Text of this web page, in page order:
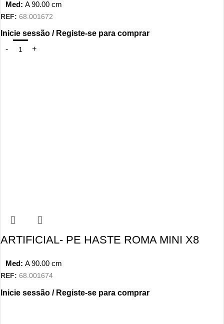
Med: A90.00 cm
REF: 68.001672
Inicie sessão / Registe-se para comprar
ARTIFICIAL- PE HASTE ROMA MINI X8
Med: A90.00 cm
REF: 68.001674
Inicie sessão / Registe-se para comprar